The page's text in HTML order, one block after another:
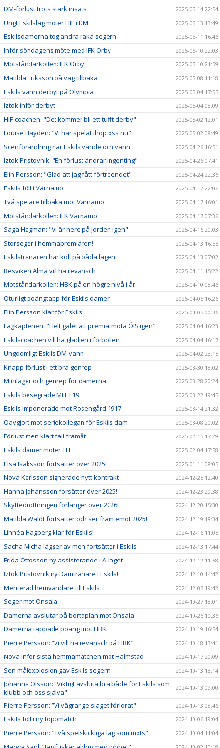
DM-förlust trots stark insats 2025-05-14 22:54
Ungt Eskilslag möter HIF i DM 2025-05-13 13:49
Eskilsdamerna tog andra raka segern 2025-05-11 16:46
Inför söndagens möte med IFK Örby 2025-05-10 22:03
Motståndarkollen: IFK Örby 2025-05-10 21:59
Matilda Eriksson på väg tillbaka 2025-05-08 11:18
Eskils vann derbyt på Olympia 2025-05-04 17:55
Iztok inför derbyt 2025-05-04 08:09
HIF-coachen: "Det kommer bli ett tufft derby" 2025-05-02 12:01
Louise Hayden: "Vi har spelat ihop oss nu" 2025-05-02 08:49
Scenförändring när Eskils vände och vann 2025-04-26 16:51
Iztok Pristovnik: "En förlust ändrar ingenting" 2025-04-26 07:41
Elin Persson: "Glad att jag fått förtroendet" 2025-04-24 22:36
Eskils föll i Värnamo 2025-04-17 22:06
Två spelare tillbaka mot Värnamo 2025-04-17 16:01
Motståndarkollen: IFK Värnamo 2025-04-17 07:36
Saga Hagman: "Vi är nere på Jorden igen" 2025-04-16 20:03
Storseger i hemmapremiären! 2025-04-13 16:55
Eskilstränaren har koll på båda lagen 2025-04-13 07:02
Besviken Alma vill ha revansch 2025-04-11 15:22
Motståndarkollen: HBK på en högre nivå i år 2025-04-10 08:46
Oturligt poängtapp för Eskils damer 2025-04-05 16:26
Elin Persson klar för Eskils 2025-04-05 00:36
Lagkaptenen: "Helt galet att premiärmöta ÖIS igen" 2025-04-04 16:23
Eskilscoachen vill ha glädjen i fotbollen 2025-04-04 16:17
Ungdomligt Eskils DM-vann 2025-04-02 23:15
Knapp förlust i ett bra genrep 2025-03-30 18:02
Miniläger och genrep för damerna 2025-03-28 20:24
Eskils besegrade MFF F19 2025-03-22 19:45
Eskils imponerade mot Rosengård 1917 2025-03-14 21:32
Oavgjort mot seriekollegan för Eskils dam 2025-03-08 20:02
Förlust men klart fall framåt 2025-02-15 17:29
Eskils damer möter TFF 2025-02-04 17:58
Elsa Isaksson fortsätter över 2025! 2025-01-11 08:05
Nova Karlsson signerade nytt kontrakt 2024-12-25 12:40
Hanna Johansson forsätter över 2025! 2024-12-23 20:38
Skyttedrottningen förlänger över 2026! 2024-12-20 15:30
Matilda Waldt fortsätter och ser fram emot 2025! 2024-12-19 18:34
Linnéa Hagberg klar för Eskils! 2024-12-16 11:05
Sacha Micha lägger av men fortsätter i Eskils 2024-12-13 17:44
Frida Ottosson ny assisterande i A-laget 2024-12-12 11:58
Iztok Pristovnik ny Damtränare i Eskils! 2024-12-10 14:42
Meriterad hemvändare till Eskils 2024-12-05 19:42
Seger mot Onsala 2024-10-27 18:01
Damerna avslutar på bortaplan mot Onsala 2024-10-26 10:36
Damerna tappade poäng mot HBK 2024-10-19 16:54
Pierre Persson: ”Vi vill ha revansch på HBK" 2024-10-18 13:41
Nova inför sista hemmamatchen mot Halmstad 2024-10-17 20:09
Sen målexplosion gav Eskils segern 2024-10-13 18:14
Johanna Olsson: ”Viktigt avsluta bra både för Eskils som
klubb och oss själva"
2024-10-13 09:00
Pierre Persson: ”Vi vägrar ge slaget förlorat" 2024-10-13 08:46
Eskils föll i ny toppmatch 2024-10-06 19:04
Pierre Persson: "Två spelskickliga lag som möts" 2024-10-04 11:04